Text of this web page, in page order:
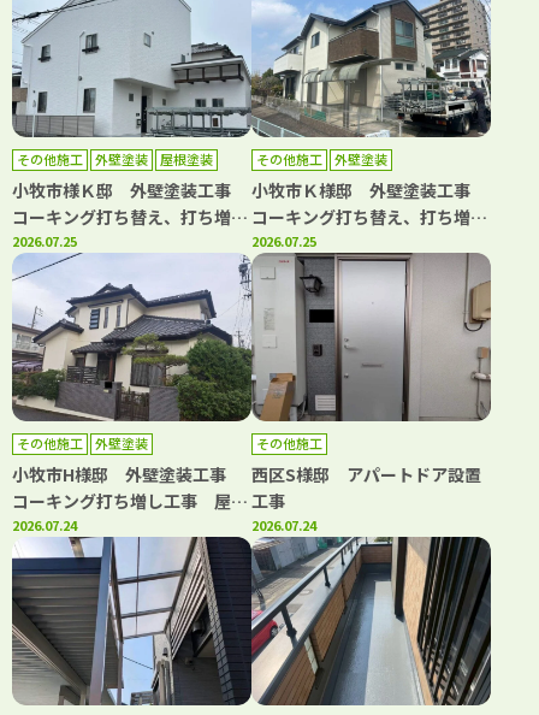
その他施工 外壁塗装 屋根塗装
小牧市様Ｋ邸 外壁塗装工事
コーキング打ち替え、打ち増し
工事 屋根塗装工事 ベランダ
トップコート工事
2026.07.25
その他施工 外壁塗装
小牧市Ｋ様邸 外壁塗装工事
コーキング打ち替え、打ち増し
工事 屋根カバー工事 ベラン
ダトップコート工事
2026.07.25
その他施工 外壁塗装
小牧市H様邸 外壁塗装工事
コーキング打ち増し工事 屋根
漆喰工事
2026.07.24
その他施工
西区S様邸 アパートドア設置
工事
2026.07.24